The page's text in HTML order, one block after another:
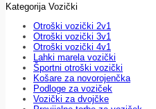
Kategorija Vozički
Otroški vozički 2v1
Otroški vozički 3v1
Otroški vozički 4v1
Lahki marela vozički
Športni otroški vozički
Košare za novorojenčka
Podloge za voziček
Vozički za dvojčke